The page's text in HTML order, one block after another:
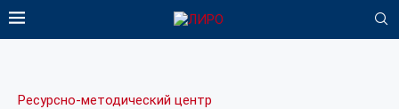
Ресурсно-методический центр